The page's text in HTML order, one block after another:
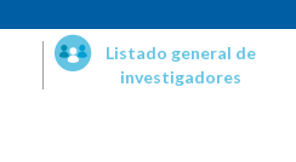
Listado general de
investigadores